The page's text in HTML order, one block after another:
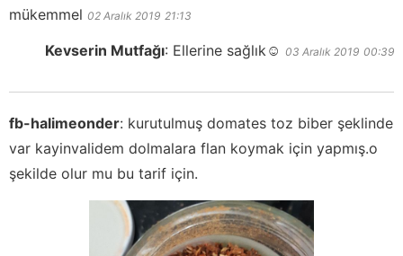
mükemmel 02 Aralık 2019 21:13
Kevserin Mutfağı: Ellerine sağlık☺️ 03 Aralık 2019 00:39
fb-halimeonder: kurutulmuş domates toz biber şeklinde
var kayinvalidem dolmalara flan koymak için yapmış.o
şekilde olur mu bu tarif için.